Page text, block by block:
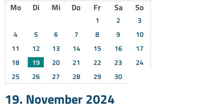
Mo
Di Mi Do Fr Sa So
1 2
3
4
5 6 7 8 9
10
11
12 13 14 15 16
17
18
19 20 21 22 23
24
25
26 27 28 29 30
19. November 2024